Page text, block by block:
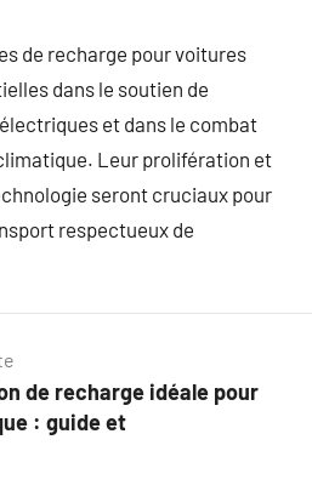
de recharge pour voitures
dans le soutien de
et dans le combat
Leur prolifération et
seront cruciaux pour
respectueux de
de recharge idéale pour
: guide et